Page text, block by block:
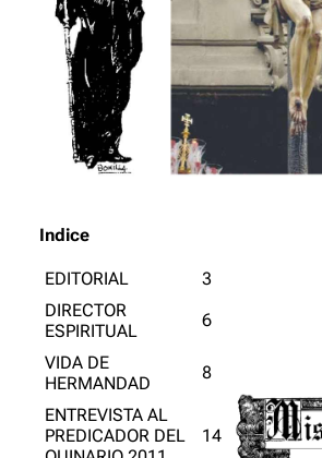
Indice
EDITORIAL
3
DIRECTOR
ESPIRITUAL
6
VIDA DE
HERMANDAD
8
ENTREVISTA AL
PREDICADOR DEL
14